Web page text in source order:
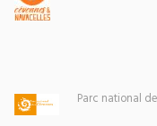
Parc national